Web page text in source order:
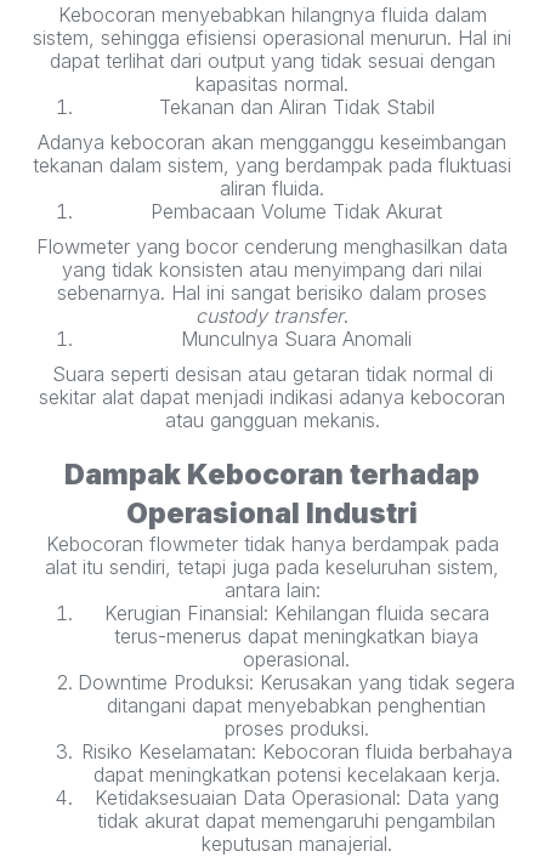
Kebocoran menyebabkan hilangnya fluida dalam
sistem, sehingga efisiensi operasional menurun. Hal ini
dapat terlihat dari output yang tidak sesuai dengan
kapasitas normal.
Tekanan dan Aliran Tidak Stabil
Adanya kebocoran akan mengganggu keseimbangan
tekanan dalam sistem, yang berdampak pada fluktuasi
aliran fluida.
Pembacaan Volume Tidak Akurat
Flowmeter yang bocor cenderung menghasilkan data
yang tidak konsisten atau menyimpang dari nilai
sebenarnya. Hal ini sangat berisiko dalam proses
custody transfer.
Munculnya Suara Anomali
Suara seperti desisan atau getaran tidak normal di
sekitar alat dapat menjadi indikasi adanya kebocoran
atau gangguan mekanis.
Dampak Kebocoran terhadap
Operasional Industri
Kebocoran flowmeter tidak hanya berdampak pada
alat itu sendiri, tetapi juga pada keseluruhan sistem,
antara lain:
Kerugian Finansial: Kehilangan fluida secara
terus-menerus dapat meningkatkan biaya
operasional.
Downtime Produksi: Kerusakan yang tidak segera
ditangani dapat menyebabkan penghentian
proses produksi.
Risiko Keselamatan: Kebocoran fluida berbahaya
dapat meningkatkan potensi kecelakaan kerja.
Ketidaksesuaian Data Operasional: Data yang
tidak akurat dapat memengaruhi pengambilan
keputusan manajerial.